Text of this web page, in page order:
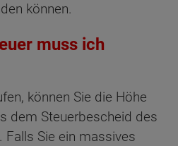
können.
muss ich
können Sie die Höhe
dem Steuerbescheid des
Sie ein massives